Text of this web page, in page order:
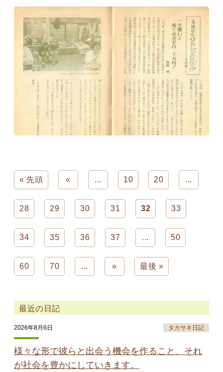
« 先頭 « ... 10 20 ...
28 29 30 31 32 33
34 35 36 37 ... 50
60 70 ... » 最後 »
最近の日記
2026年8月6日 タカサキ日記
様々な形で彼らと出会う機会を作ること、それ
が社会を豊かにしていきます。